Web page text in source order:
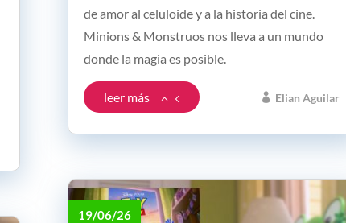
Elian Aguilar
de amor al celuloide y a la historia del cine.
Minions & Monstruos nos lleva a un mundo
donde la magia es posible.
leer más
19/06/26